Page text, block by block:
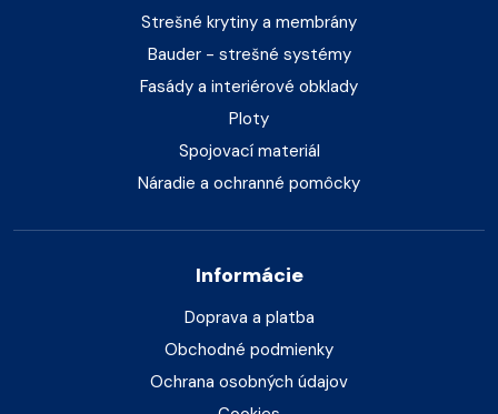
Strešné krytiny a membrány
Bauder - strešné systémy
Fasády a interiérové obklady
Ploty
Spojovací materiál
Náradie a ochranné pomôcky
Informácie
Doprava a platba
Obchodné podmienky
Ochrana osobných údajov